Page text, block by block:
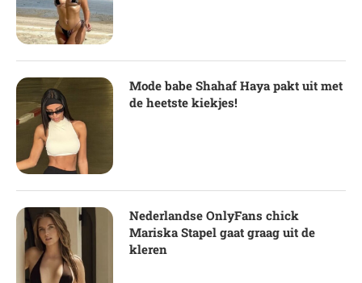
Mode babe Shahaf Haya pakt uit met
de heetste kiekjes!
Nederlandse OnlyFans chick
Mariska Stapel gaat graag uit de
kleren